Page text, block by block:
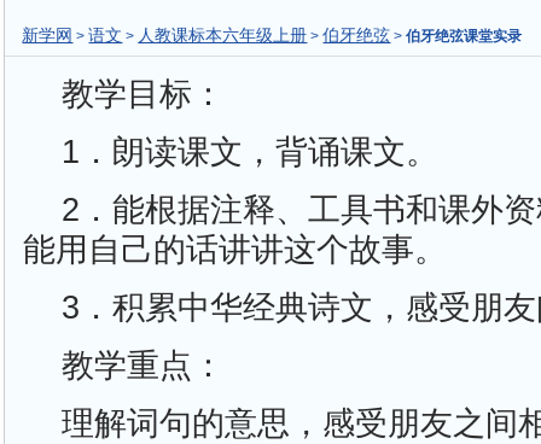
新学网 >语文 > 人教课标本六年级上册 >伯牙绝弦 >伯牙绝弦课堂实录
教学目标：
1．朗读课文，背诵课文。
2．能根据注释、工具书和课外
能用自己的话讲讲这个故事。
3．积累中华经典诗文，感受朋
教学重点：
理解词句的意思，感受朋友之间